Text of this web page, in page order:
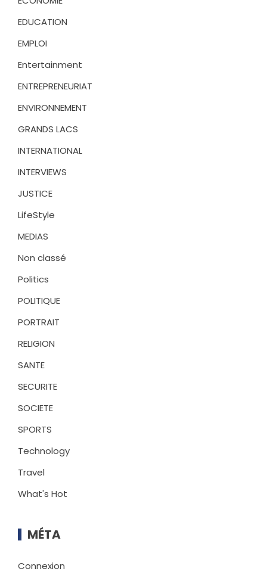
EDUCATION
EMPLOI
Entertainment
ENTREPRENEURIAT
ENVIRONNEMENT
GRANDS LACS
INTERNATIONAL
INTERVIEWS
JUSTICE
LifeStyle
MEDIAS
Non classé
Politics
POLITIQUE
PORTRAIT
RELIGION
SANTE
SECURITE
SOCIETE
SPORTS
Technology
Travel
What's Hot
MÉTA
Connexion